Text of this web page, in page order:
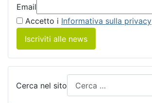
Email
Accetto i Informativa sulla privacy
Iscriviti alle news
Cerca nel sito